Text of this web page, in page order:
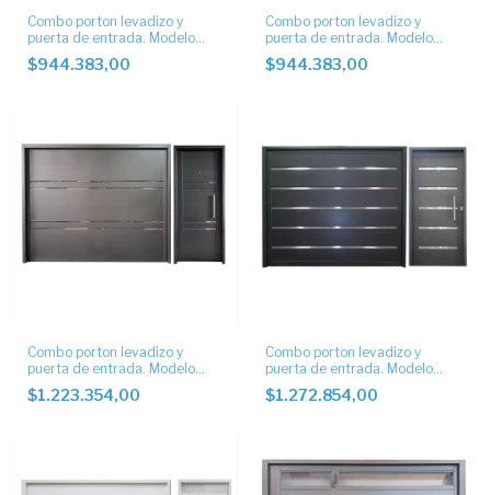
Combo porton levadizo y
puerta de entrada. Modelo
tablillas 10cm horizontal.
$944.383,00
Combo porton levadizo y
puerta de entrada. Modelo
tablillas 5cm horizontal.
$944.383,00
Combo porton levadizo y
puerta de entrada. Modelo
ciego con apliques 4 buñas
2cm.
$1.223.354,00
Combo porton levadizo y
puerta de entrada. Modelo
ciego con apliques
$1.272.854,00